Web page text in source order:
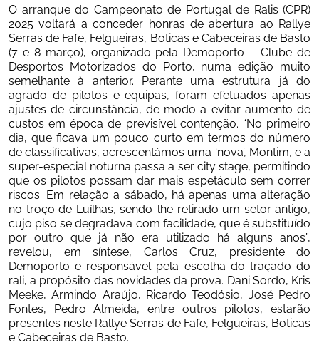
O arranque do Campeonato de Portugal de Ralis (CPR)
2025 voltará a conceder honras de abertura ao Rallye
Serras de Fafe, Felgueiras, Boticas e Cabeceiras de Basto
(7 e 8 março), organizado pela Demoporto – Clube de
Desportos Motorizados do Porto, numa edição muito
semelhante à anterior. Perante uma estrutura já do
agrado de pilotos e equipas, foram efetuados apenas
ajustes de circunstância, de modo a evitar aumento de
custos em época de previsível contenção. “No primeiro
dia, que ficava um pouco curto em termos do número
de classificativas, acrescentámos uma ‘nova’, Montim, e a
super-especial noturna passa a ser city stage, permitindo
que os pilotos possam dar mais espetáculo sem correr
riscos. Em relação a sábado, há apenas uma alteração
no troço de Luílhas, sendo-lhe retirado um setor antigo,
cujo piso se degradava com facilidade, que é substituído
por outro que já não era utilizado há alguns anos”,
revelou, em síntese, Carlos Cruz, presidente do
Demoporto e responsável pela escolha do traçado do
rali, a propósito das novidades da prova. Dani Sordo, Kris
Meeke, Armindo Araújo, Ricardo Teodósio, José Pedro
Fontes, Pedro Almeida, entre outros pilotos, estarão
presentes neste Rallye Serras de Fafe, Felgueiras, Boticas
e Cabeceiras de Basto.